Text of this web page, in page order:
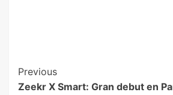
Previous
Zeekr X Smart: Gran debut en